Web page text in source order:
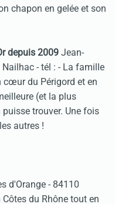
chapon en gelée et son
depuis 2009 Jean-
- tél : - La famille
cœur du Périgord et en
(et la plus
trouver. Une fois
autres !
d'Orange - 84110
du Rhône tout en